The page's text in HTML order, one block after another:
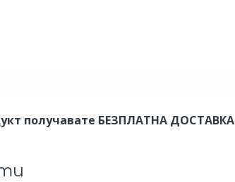
получавате БЕЗПЛАТНА ДОСТАВКА